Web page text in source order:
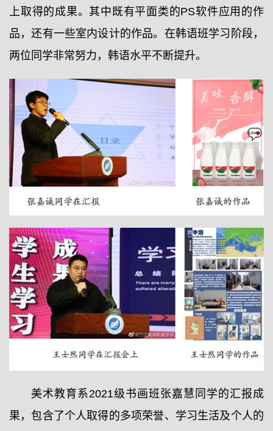
上取得的成果。其中既有平面类的PS软件应用的作
品，还有一些室内设计的作品。在韩语班学习阶段，
两位同学非常努力，韩语水平不断提升。
美术教育系2021级书画班张嘉慧同学的汇报成
果，包含了个人取得的多项荣誉、学习生活及个人的